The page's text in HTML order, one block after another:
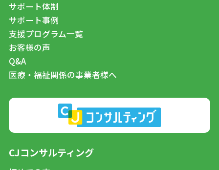
サポート体制
サポート事例
支援プログラム一覧
お客様の声
Q&A
医療・福祉関係の事業者様へ
CJコンサルティング